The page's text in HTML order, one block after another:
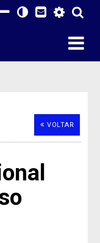
VOLTAR